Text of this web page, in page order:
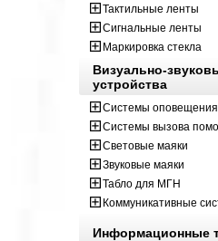
Тактильные ленты
Сигнальные ленты
Маркировка стекла
Визуально-
устройства
Системы оповещения
Системы вызова
Световые маяки
Звуковые маяки
Табло для МГН
Коммуникативные
Информационные